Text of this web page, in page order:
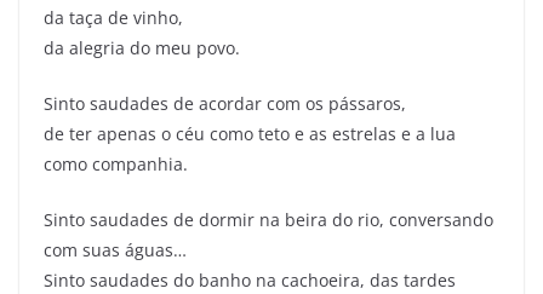
da taça de vinho,
da alegria do meu povo.
Sinto saudades de acordar com os pássaros,
de ter apenas o céu como teto e as estrelas e a lua
como companhia.
Sinto saudades de dormir na beira do rio, conversando
com suas águas…
Sinto saudades do banho na cachoeira, das tardes